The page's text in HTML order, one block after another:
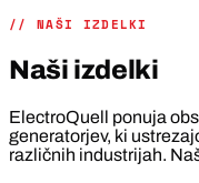
// NAŠI IZDELKI
Naši izdelki
ElectroQuell ponuja
generatorjev, ki
različnih industrijah.